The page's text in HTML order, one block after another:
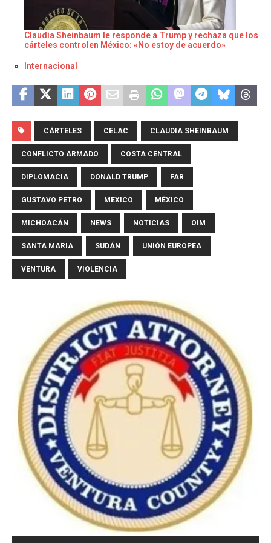
Claudia Sheinbaum le responde a Trump y rechaza que los
cárteles controlen México: «No estoy de acuerdo»
Respecto a
Internacional
CÁRTELES CELAC CLAUDIA SHEINBAUM
CONFLICTO ARMADO COSTA CENTRAL
DIPLOMACIA DONALD TRUMP FAR
GUSTAVO PETRO MEXICO MÉXICO
MICHOACÁN NEWS NOTICIAS OIM
SANTA MARIA SUDÁN UNIÓN EUROPEA
VENTURA VIOLENCIA